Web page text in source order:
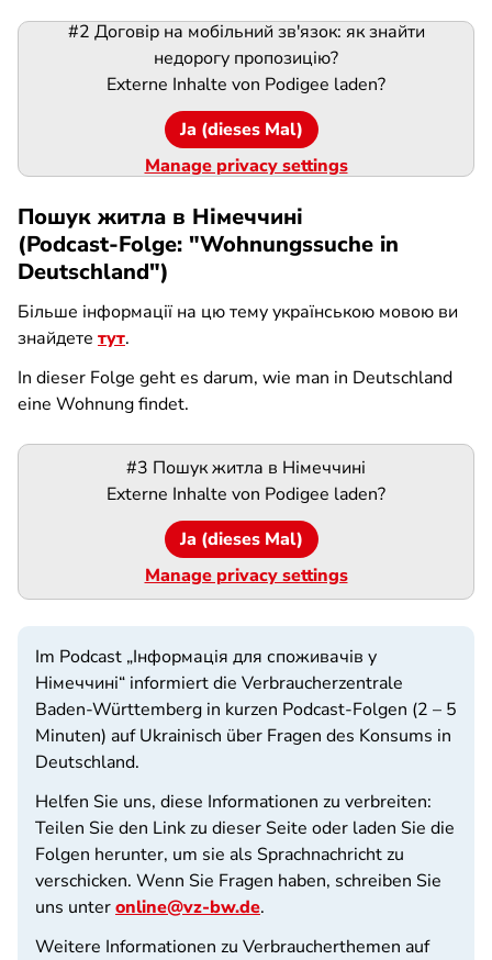
Podigee-#2 Договір на мобільний зв'язок: як знайти
недорогу пропозицію?
Externe Inhalte von Podigee laden?
Ja (dieses Mal)
Manage privacy settings
Пошук житла в Німеччині
(Podcast-Folge: "Wohnungssuche in
Deutschland")
Більше інформації на цю тему українською мовою ви
знайдете тут.
In dieser Folge geht es darum, wie man in Deutschland
eine Wohnung findet.
Podigee-
#3 Пошук житла в Німеччині
Externe Inhalte von Podigee laden?
Ja (dieses Mal)
Manage privacy settings
Im Podcast „Інформація для споживачів у
Німеччині“ informiert die Verbraucherzentrale
Baden-Württemberg in kurzen Podcast-Folgen (2 – 5
Minuten) auf Ukrainisch über Fragen des Konsums in
Deutschland.
Helfen Sie uns, diese Informationen zu verbreiten:
Teilen Sie den Link zu dieser Seite oder laden Sie die
Folgen herunter, um sie als Sprachnachricht zu
verschicken. Wenn Sie Fragen haben, schreiben Sie
uns unteronline@vz-bw.de.
Weitere Informationen zu Verbraucherthemen auf